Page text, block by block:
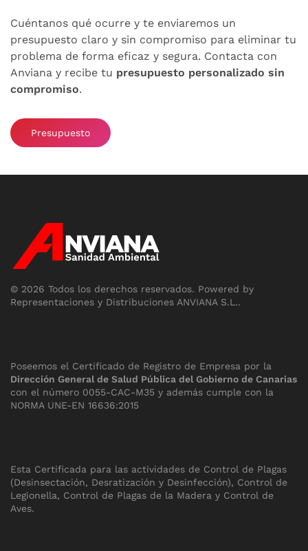
Cuéntanos qué ocurre y te enviaremos un
presupuesto claro y sin compromiso para eliminar tu
problema de forma eficaz y segura. Contacta con
Anviana y recibe tu presupuesto personalizado sin
compromiso.
Presupuesto
© 2026 Todos los derechos reservados. Powered by
Representaciones y Distribuciones ANVIANA S.L..
Poseemos el Certificado de Registro de Empresa por la
Dirección General de Salud Pública del Gobierno de Canarias
con el número 0055-CAC-M35 y además cumple con la
NORMA UNE-EN 16636:2015
Esta Certificada para las actividades de Control de Plagas
(Desinsectación, Desratización y Desinfección), Control de
Legionella, Control de Plagas de la Madera y Control de
Aves.